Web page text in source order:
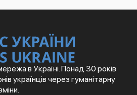
в Україні. Понад 30 років
українців через гуманітарну